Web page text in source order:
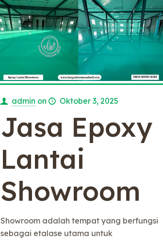
admin on Oktober 3, 2025
Jasa Epoxy
Lantai
Showroom
Showroom adalah tempat yang berfungsi
sebagai etalase utama untuk